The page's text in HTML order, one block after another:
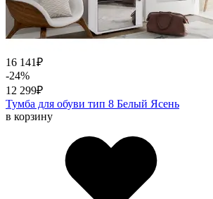
16 141₽
-24%
12 299₽
Тумба для обуви тип 8 Белый Ясень
в корзину